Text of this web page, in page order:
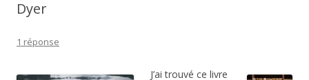
Dyer
1 réponse
J’ai trouvé ce livre